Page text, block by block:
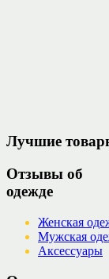
Лучшие
Отзывы об
одежде
Женская
Мужская
Аксессуары